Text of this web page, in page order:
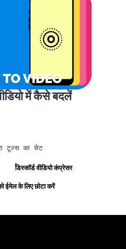
में कैसे बदलें
टूल्स का सेट
डिस्कॉर्ड वीडियो कंप्रेसर
ईमेल के लिए छोटा करें